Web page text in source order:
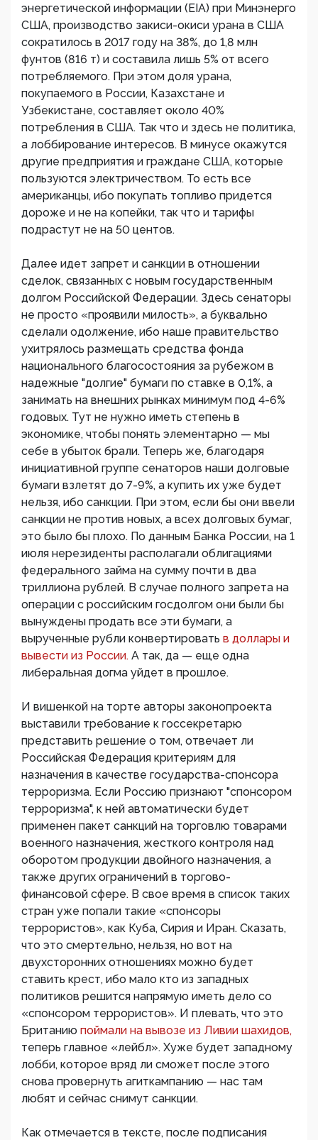
энергетической информации (EIA) при Минэнерго
США, производство закиси-окиси урана в США
сократилось в 2017 году на 38%, до 1,8 млн
фунтов (816 т) и составила лишь 5% от всего
потребляемого. При этом доля урана,
покупаемого в России, Казахстане и
Узбекистане, составляет около 40%
потребления в США. Так что и здесь не политика,
а лоббирование интересов. В минусе окажутся
другие предприятия и граждане США, которые
пользуются электричеством. То есть все
американцы, ибо покупать топливо придется
дороже и не на копейки, так что и тарифы
подрастут не на 50 центов.
Далее идет запрет и санкции в отношении
сделок, связанных с новым государственным
долгом Российской Федерации. Здесь сенаторы
не просто «проявили милость», а буквально
сделали одолжение, ибо наше правительство
ухитрялось размещать средства фонда
национального благосостояния за рубежом в
надежные "долгие" бумаги по ставке в 0,1%, а
занимать на внешних рынках минимум под 4-6%
годовых. Тут не нужно иметь степень в
экономике, чтобы понять элементарно — мы
себе в убыток брали. Теперь же, благодаря
инициативной группе сенаторов наши долговые
бумаги взлетят до 7-9%, а купить их уже будет
нельзя, ибо санкции. При этом, если бы они ввели
санкции не против новых, а всех долговых бумаг,
это было бы плохо. По данным Банка России, на 1
июля нерезиденты располагали облигациями
федерального займа на сумму почти в два
триллиона рублей. В случае полного запрета на
операции с российским госдолгом они были бы
вынуждены продать все эти бумаги, а
вырученные рубли конвертировать в доллары и
вывести из России. А так, да — еще одна
либеральная догма уйдет в прошлое.
И вишенкой на торте авторы законопроекта
выставили требование к госсекретарю
представить решение о том, отвечает ли
Российская Федерация критериям для
назначения в качестве государства-спонсора
терроризма. Если Россию признают "спонсором
терроризма", к ней автоматически будет
применен пакет санкций на торговлю товарами
военного назначения, жесткого контроля над
оборотом продукции двойного назначения, а
также других ограничений в торгово-
финансовой сфере. В свое время в список таких
стран уже попали такие «спонсоры
террористов», как Куба, Сирия и Иран. Сказать,
что это смертельно, нельзя, но вот на
двухсторонних отношениях можно будет
ставить крест, ибо мало кто из западных
политиков решится напрямую иметь дело со
«спонсором террористов». И плевать, что это
Британию поймали на вывозе из Ливии шахидов,
теперь главное «лейбл». Хуже будет западному
лобби, которое вряд ли сможет после этого
снова провернуть агиткампанию — нас там
любят и сейчас снимут санкции.
Как отмечается в тексте, после подписания